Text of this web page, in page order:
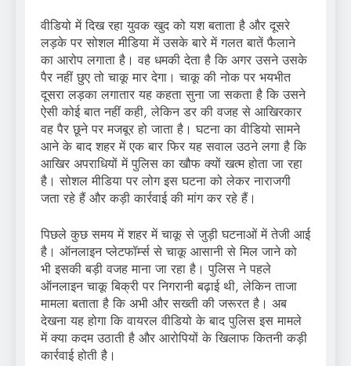
वीडियो में दिख रहा युवक खुद को यश बताता है और दूसरे
लड़के पर सोशल मीडिया में उसके बारे में गलत बातें फैलाने
का आरोप लगाता है। वह धमकी देता है कि अगर उसने उसके
पैर नहीं छुए तो चाकू मार देगा। चाकू की नोक पर भयभीत
दूसरा लड़का लगातार यह कहता सुना जा सकता है कि उसने
ऐसी कोई बात नहीं कही, लेकिन डर की वजह से आखिरकार
वह पैर छूने पर मजबूर हो जाता है। घटना का वीडियो सामने
आने के बाद शहर में एक बार फिर यह सवाल उठने लगा है कि
आखिर अपराधियों में पुलिस का खौफ क्यों खत्म होता जा रहा
है। सोशल मीडिया पर लोग इस घटना को लेकर नाराजगी
जता रहे हैं और कड़ी कार्रवाई की मांग कर रहे हैं।
पिछले कुछ समय में शहर में चाकू से जुड़ी घटनाओं में तेजी आई
है। ऑनलाइन प्लेटफॉर्म्स से चाकू आसानी से मिल जाने को
भी इसकी बड़ी वजह माना जा रहा है। पुलिस ने पहले
ऑनलाइन चाकू बिक्री पर निगरानी बढ़ाई थी, लेकिन ताजा
मामला बताता है कि अभी और सख्ती की जरूरत है। अब
देखना यह होगा कि वायरल वीडियो के बाद पुलिस इस मामले
में क्या कदम उठाती है और आरोपियों के खिलाफ कितनी कड़ी
कार्रवाई होती है।